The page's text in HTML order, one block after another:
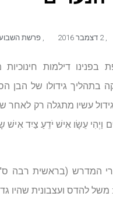
, 2 דצמבר 2016 , פרשת
דילמות חינוכיות
בתהליך גידולו של הבן
עשיו מתגלה רק לאחר
וַיְהִי עֵשָׂו אִישׁ יֹדֵעַ צַיִד
המדרש (בראשית רבה ס"ג,
משל להדס ועצבונית שהיו